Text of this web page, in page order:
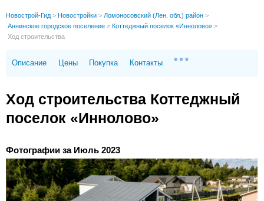
Новострой-Гид > Новостройки > Ломоносовский (Лен. обл.) район >
Аннинское городское поселение > Коттеджный поселок «Иннолово» >
Ход строительства
Описание Цены Покупка Контакты
Ход строительства Коттеджный
поселок «Иннолово»
Фотографии за Июль 2023